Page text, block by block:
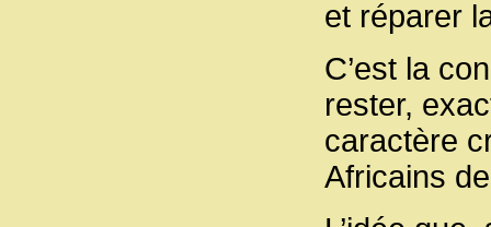
et réparer
C’est la
rester,
caractère
Africains